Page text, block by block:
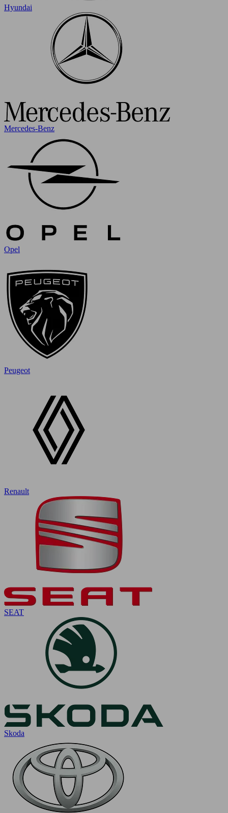
Hyundai
Mercedes-Benz
Opel
Peugeot
Renault
SEAT
Skoda